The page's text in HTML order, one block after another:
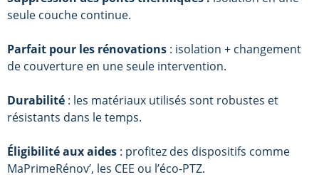
seule couche continue.
Parfait pour les rénovations : isolation + changement
de couverture en une seule intervention.
Durabilité : les matériaux utilisés sont robustes et
résistants dans le temps.
Éligibilité aux aides : profitez des dispositifs comme
MaPrimeRénov’, les CEE ou l’éco-PTZ.